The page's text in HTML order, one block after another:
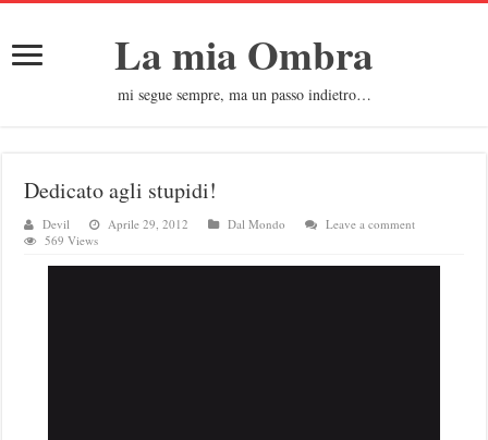
La mia Ombra
mi segue sempre, ma un passo indietro…
Dedicato agli stupidi!
Devil Aprile 29, 2012 Dal Mondo
Leave a comment
569 Views